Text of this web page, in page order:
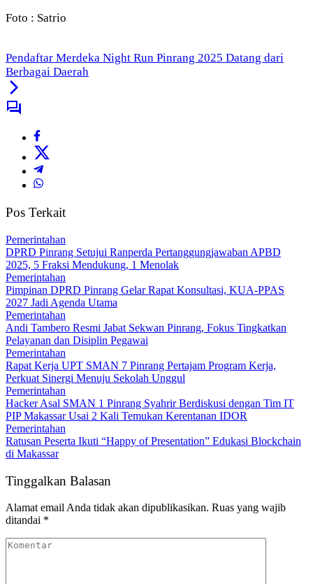
Foto : Satrio
Pendaftar Merdeka Night Run Pinrang 2025 Datang dari
Berbagai Daerah
Pos Terkait
Pemerintahan
DPRD Pinrang Setujui Ranperda Pertanggungjawaban APBD
2025, 5 Fraksi Mendukung, 1 Menolak
Pemerintahan
Pimpinan DPRD Pinrang Gelar Rapat Konsultasi, KUA-PPAS
2027 Jadi Agenda Utama
Pemerintahan
Andi Tambero Resmi Jabat Sekwan Pinrang, Fokus Tingkatkan
Pelayanan dan Disiplin Pegawai
Pemerintahan
Rapat Kerja UPT SMAN 7 Pinrang Pertajam Program Kerja,
Perkuat Sinergi Menuju Sekolah Unggul
Pemerintahan
Hacker Asal SMAN 1 Pinrang Syahrir Berdiskusi dengan Tim IT
PIP Makassar Usai 2 Kali Temukan Kerentanan IDOR
Pemerintahan
Ratusan Peserta Ikuti “Happy of Presentation” Edukasi Blockchain
di Makassar
Tinggalkan Balasan
Alamat email Anda tidak akan dipublikasikan. Ruas yang wajib
ditandai *